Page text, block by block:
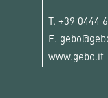
T. +39 0444
E.
www.gebo.it